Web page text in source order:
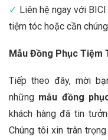
✓ Liên hệ ngay với
tiệm tóc hoặc cần
Mẫu Đồng Phục Tiệm
Tiếp theo đây, mời
những mẫu đồng
khách hàng đã tin
Chúng tôi xin trân